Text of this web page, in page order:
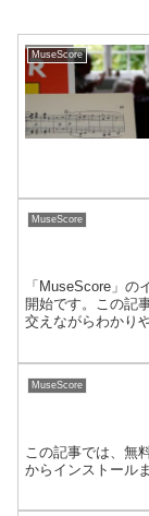
MuseScore
MuseScore
「MuseScore」の
開始です。この記
交えながらわかり
MuseScore
この記事では、無
からインストール